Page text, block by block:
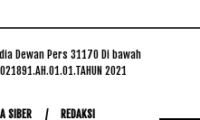
Dewan Pers 31170 Di bawah
2021
SIBER REDAKSI